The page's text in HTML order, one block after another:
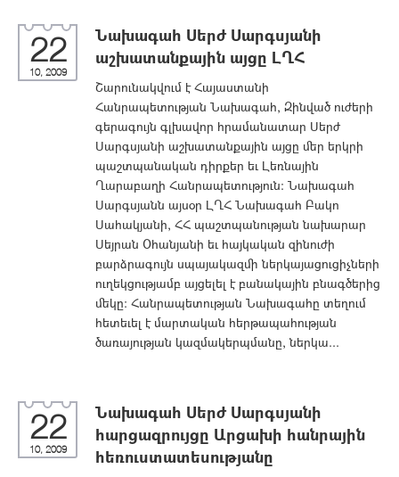
22
10, 2009
Նախագահ Սերժ Սարգսյանի
աշխատանքային այցը ԼՂՀ
Շարունակվում է Հայաստանի
Հանրապետության Նախագահ, Զինված ուժերի
գերագույն գլխավոր հրամանատար Սերժ
Սարգսյանի աշխատանքային այցը մեր երկրի
պաշտպանական դիրքեր եւ Լեռնային
Ղարաբաղի Հանրապետություն: Նախագահ
Սարգսյանն այսօր ԼՂՀ Նախագահ Բակո
Սահակյանի, ՀՀ պաշտպանության նախարար
Սեյրան Օհանյանի եւ հայկական զինուժի
բարձրագույն սպայակազմի ներկայացուցիչների
ուղեկցությամբ այցելել է բանակային բնագծերից
մեկը: Հանրապետության Նախագահը տեղում
հետեւել է մարտական հերթապահության
ծառայության կազմակերպմանը, ներկա...
22
10, 2009
Նախագահ Սերժ Սարգսյանի
հարցազրույցը Արցախի հանրային
հեռուստատեսությանը